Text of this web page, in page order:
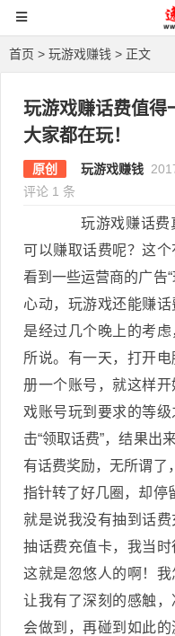
首页 > 玩游戏赚钱 > 正文
玩游戏赚话费值得
大家都在玩！
原创 玩游戏赚钱
评论 1 条
玩游戏赚话费
可以赚取话费呢？这
看到一些运营商的广告
心动，玩游戏还能赚
是经过几个晚上的考
所说。有一天，打开
册一个账号，就这样
戏账号玩到要求的等
击“领取话费”，结果出
有话费奖励，无所谓了
指针转了好几圈，却停
就是说我没有抽到话
抽话费充值卡，我当时
这就是忽悠人的啊！我
让我有了深刻的感触
会做到，再碰到如此的